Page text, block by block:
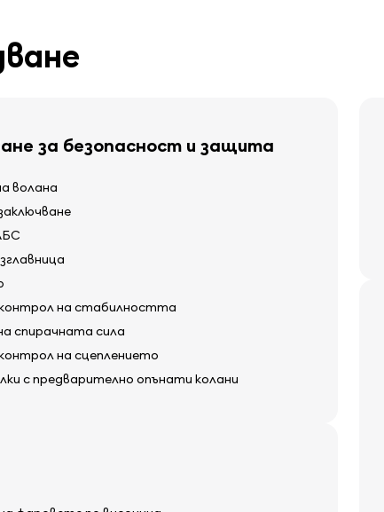
за безопасност и защита
волана
на стабилността
спирачната сила
на сцеплението
с предварително опънати колани